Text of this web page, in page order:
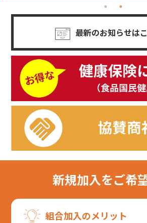
最新のお知らせは
新規加入をご希
組合加入のメリット